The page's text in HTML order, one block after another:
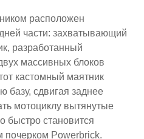
расположен
части: захватывающий
разработанный
массивных блоков
кастомный маятник
базу, сдвигая заднее
мотоциклу вытянутые
быстро становится
Powerbrick.